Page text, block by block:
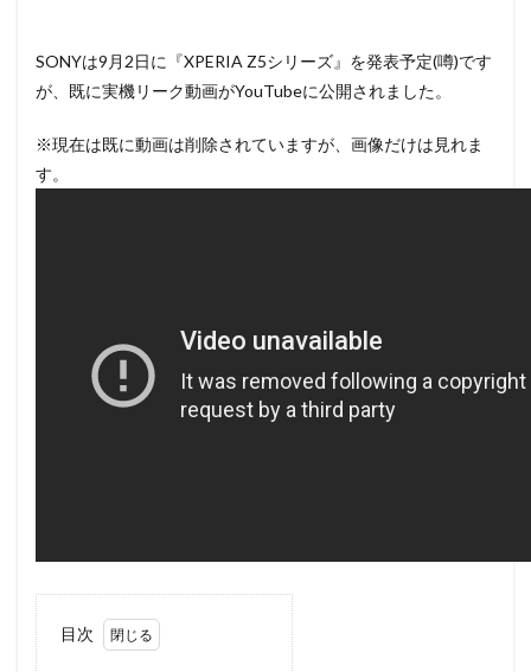
SONYは9月2日に『XPERIA Z5シリーズ』を発表予定(噂)です
が、既に実機リーク動画がYouTubeに公開されました。
※現在は既に動画は削除されていますが、画像だけは見れま
す。
目次